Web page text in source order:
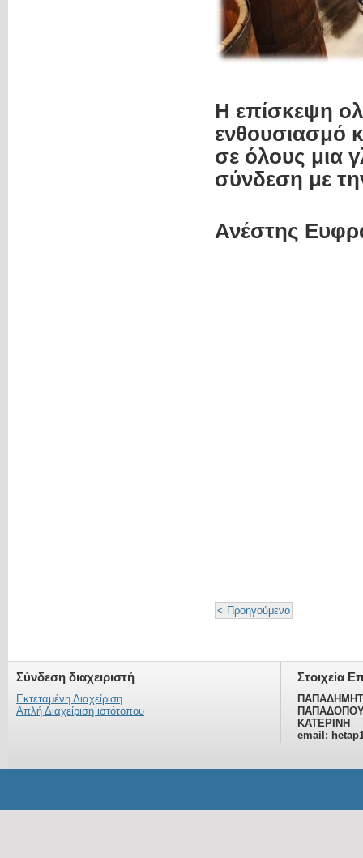
Η επίσκεψη
ενθουσιασμό
σε όλους μια
σύνδεση με
Ανέστης
< Προηγούμενο
Σύνδεση διαχειριστή
Εκτεταμένη Διαχείριση
Απλή Διαχείριση ιστότοπου
Στοιχεία
ΚΑΤΕΡΙΝΗ
email: